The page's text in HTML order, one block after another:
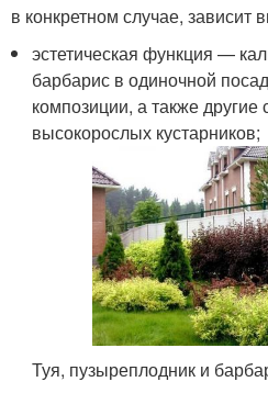
в конкретном случае, зависит
эстетическая функция —
барбарис в одиночной
композиции, а также
высокорослых кустарников;
Туя, пузыреплодник и